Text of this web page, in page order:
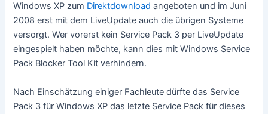
Windows XP zum Direktdownload angeboten und im Juni
2008 erst mit dem LiveUpdate auch die übrigen Systeme
versorgt. Wer vorerst kein Service Pack 3 per LiveUpdate
eingespielt haben möchte, kann dies mit Windows Service
Pack Blocker Tool Kit verhindern.
Nach Einschätzung einiger Fachleute dürfte das Service
Pack 3 für Windows XP das letzte Service Pack für dieses